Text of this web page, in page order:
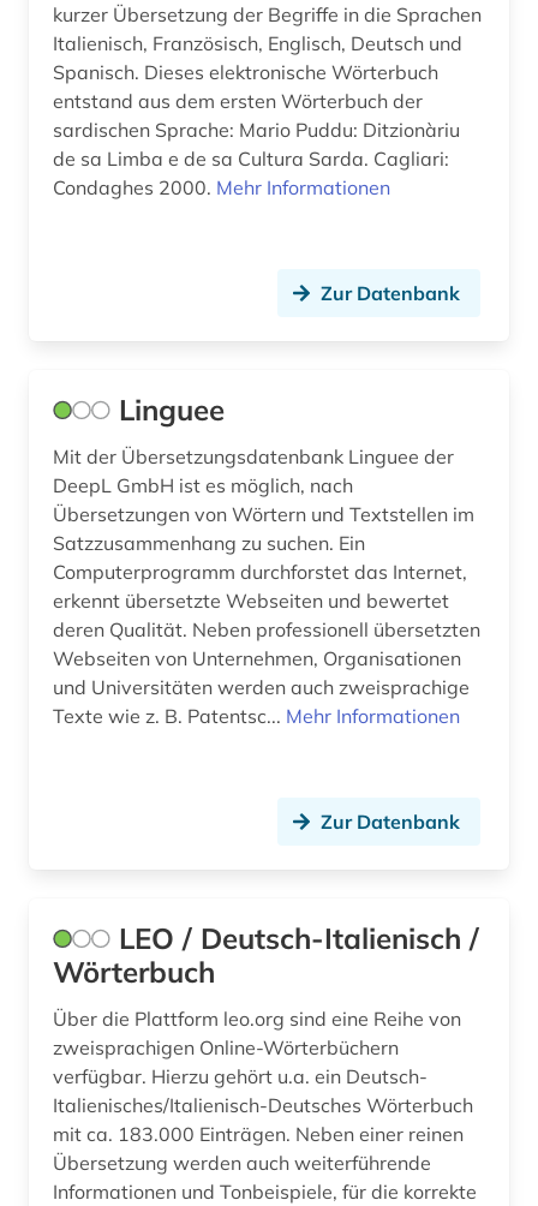
russisch (12)
sardinisch (1)
sardisch (1)
schwedisch (3)
spanisch (23)
sprachwissenschaft (8)
synonym (1)
technik (1)
thailändisch (1)
tourismus (1)
wörterbuch (66)
wörterbuch mehrsprachig (1)
zeitschrift (2)
übersetzung (2)
übersetzungswissenschaft (1)
kurzer Übersetzung der Begriffe in die Sprachen
Italienisch, Französisch, Englisch, Deutsch und
Spanisch. Dieses elektronische Wörterbuch
entstand aus dem ersten Wörterbuch der
sardischen Sprache: Mario Puddu: Ditzionàriu
de sa Limba e de sa Cultura Sarda. Cagliari:
Condaghes 2000. Mehr Informationen
Zur Datenbank
Linguee
Mit der Übersetzungsdatenbank Linguee der
DeepL GmbH ist es möglich, nach
Übersetzungen von Wörtern und Textstellen im
Satzzusammenhang zu suchen. Ein
Computerprogramm durchforstet das Internet,
erkennt übersetzte Webseiten und bewertet
deren Qualität. Neben professionell übersetzten
Webseiten von Unternehmen, Organisationen
und Universitäten werden auch zweisprachige
Texte wie z. B. Patentsc... Mehr Informationen
Zur Datenbank
LEO / Deutsch-Italienisch /
Wörterbuch
Über die Plattform leo.org sind eine Reihe von
zweisprachigen Online-Wörterbüchern
verfügbar. Hierzu gehört u.a. ein Deutsch-
Italienisches/Italienisch-Deutsches Wörterbuch
mit ca. 183.000 Einträgen. Neben einer reinen
Übersetzung werden auch weiterführende
Informationen und Tonbeispiele, für die korrekte